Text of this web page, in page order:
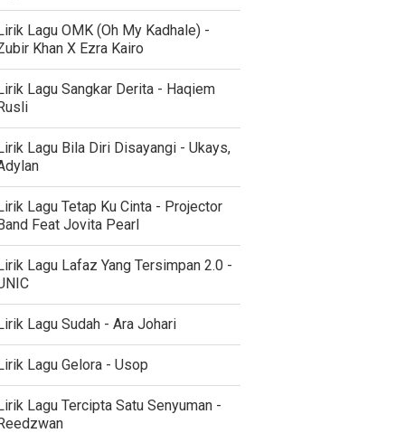
Lagu OMK (Oh My Kadhale) -
Khan X Ezra Kairo
Lagu Sangkar Derita - Haqiem
Lagu Bila Diri Disayangi - Ukays,
Lagu Tetap Ku Cinta - Projector
Feat Jovita Pearl
Lagu Lafaz Yang Tersimpan 2.0 -
Lagu Sudah - Ara Johari
Lagu Gelora - Usop
Lagu Tercipta Satu Senyuman -